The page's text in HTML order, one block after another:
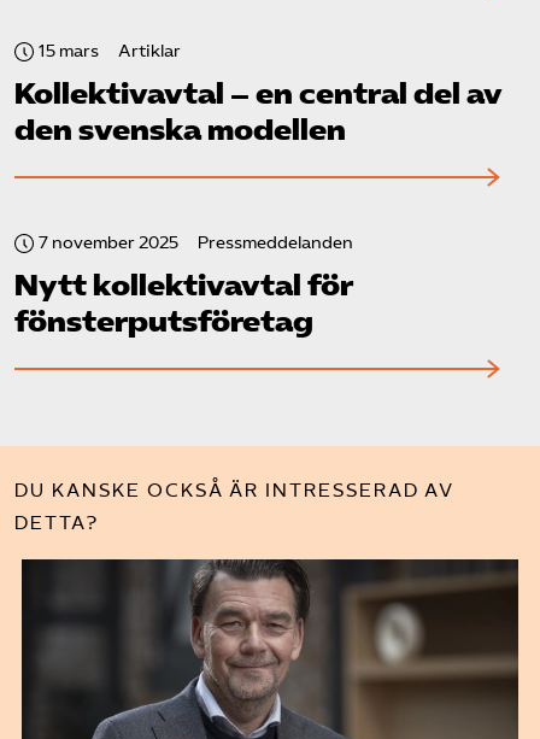
15 mars Artiklar
Kollektivavtal – en central del av
den svenska modellen
7 november 2025 Pressmeddelanden
Nytt kollektivavtal för
fönsterputs­företag
DU KANSKE OCKSÅ ÄR INTRESSERAD AV
DETTA?